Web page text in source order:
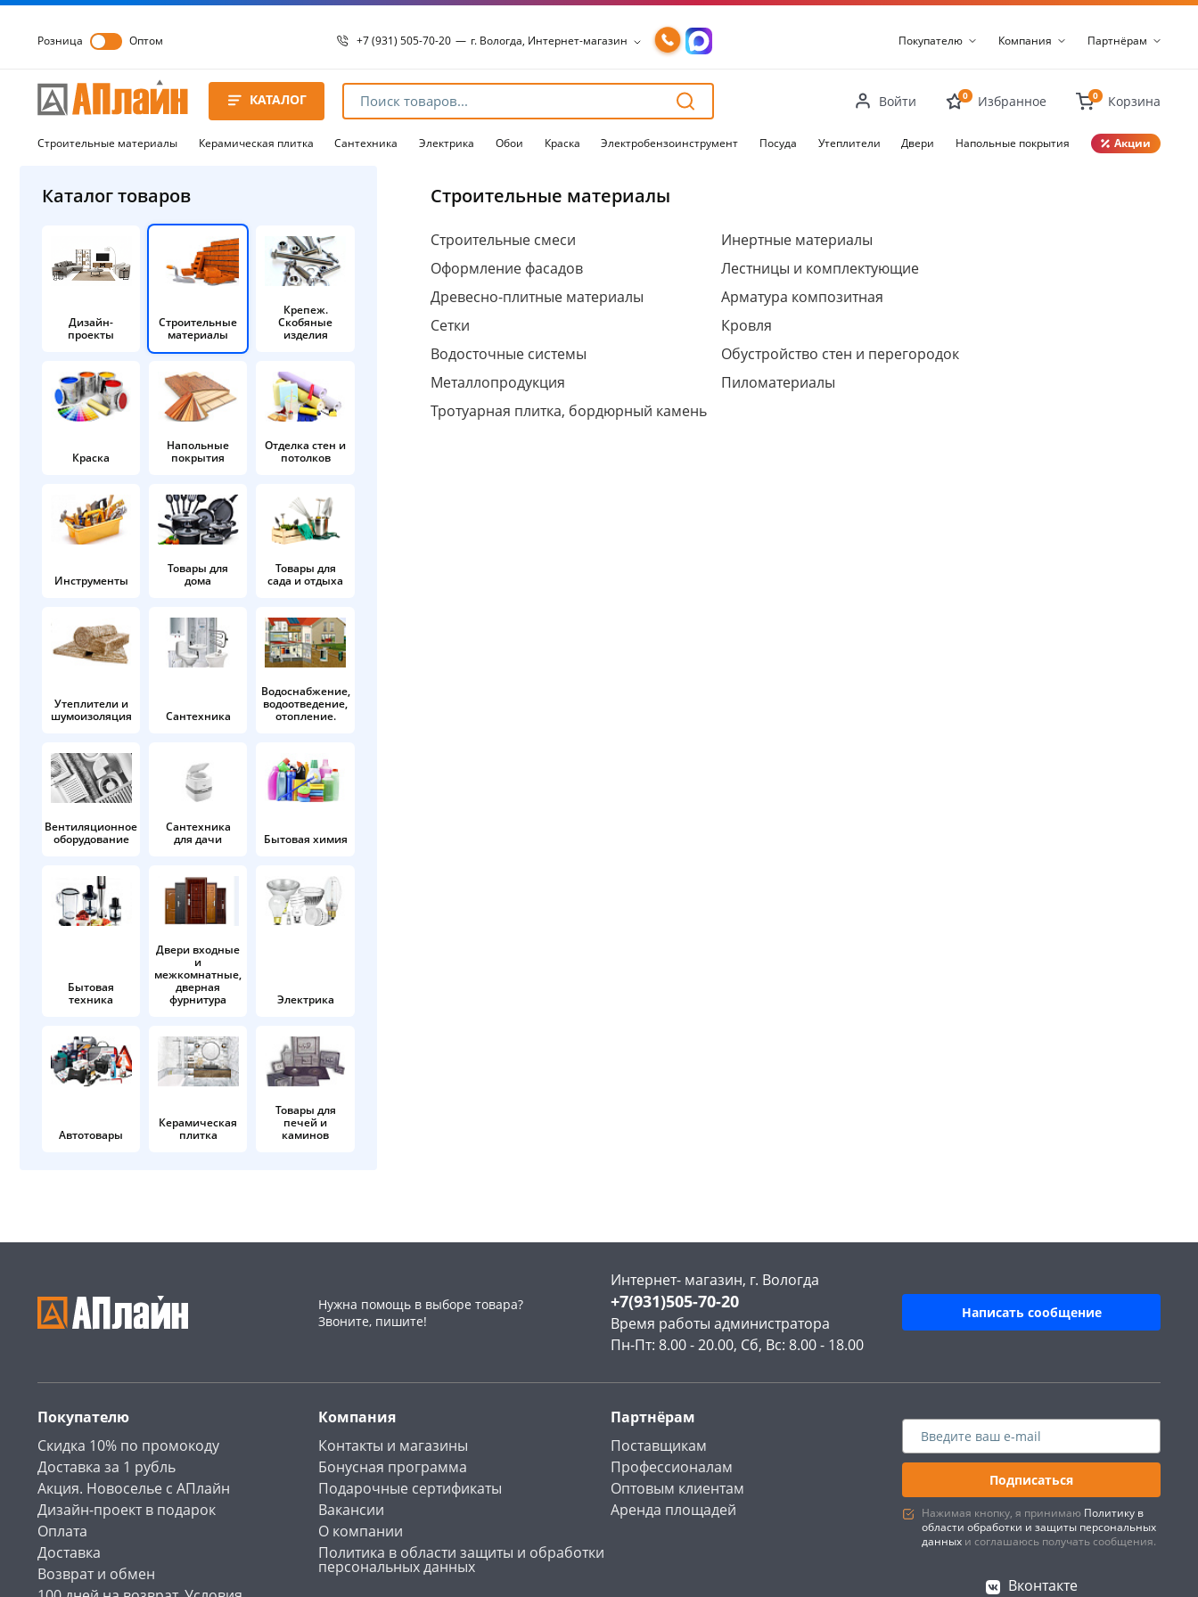
Розница Оптом +7 (931) 505-70-20 — г. Вологда, Интернет-магазин
8 8172 54-15-98
8 8172 54-15-96
г. Вологда, Пошехонское ш., 18
Покупателю Компания Партнёрам
КАТАЛОГ Войти 0 Избранное 0 Корзина
Строительные материалы Керамическая плитка Сантехника Электрика Обои Краска Электробензоинструмент Посуда Утеплители Двери Напольные покрытия Акции
Каталог товаров
Дизайн-
проекты
Строительные
материалы
Крепеж.
Скобяные
изделия
Краска
Напольные
покрытия
Отделка стен и
потолков
Инструменты
Товары для
дома
Товары для
сада и отдыха
Утеплители и
шумоизоляция
Сантехника
Водоснабжение,
водоотведение,
отопление.
Вентиляционное
оборудование
Сантехника
для дачи
Бытовая химия
Бытовая
техника
Двери входные
и
межкомнатные,
дверная
фурнитура
Электрика
Автотовары
Керамическая
плитка
Товары для
печей и
каминов
Строительные материалы
Строительные смеси
Оформление фасадов
Древесно-плитные материалы
Сетки
Водосточные системы
Металлопродукция
Тротуарная плитка, бордюрный камень
Инертные материалы
Лестницы и комплектующие
Арматура композитная
Кровля
Обустройство стен и перегородок
Пиломатериалы
Нужна помощь в выборе товара?
Звоните, пишите!
Интернет- магазин, г. Вологда
+7(931)505-70-20
Время работы администратора
Пн-Пт: 8.00 - 20.00, Сб, Вс: 8.00 - 18.00
Написать сообщение
Покупателю
Скидка 10% по промокоду
Доставка за 1 рубль
Акция. Новоселье с АПлайн
Дизайн-проект в подарок
Оплата
Доставка
Возврат и обмен
Компания
Контакты и магазины
Бонусная программа
Подарочные сертификаты
Вакансии
О компании
Политика в области защиты и обработки
персональных данных
Партнёрам
Поставщикам
Профессионалам
Оптовым клиентам
Аренда площадей
Подписаться
Нажимая кнопку, я принимаю Политику в
области обработки и защиты персональных
данных и соглашаюсь получать сообщения.
Вконтакте
Для клиентов всех банков
Разбейтеоплату
на части
без переплат
График платежей
раз в 2 недели